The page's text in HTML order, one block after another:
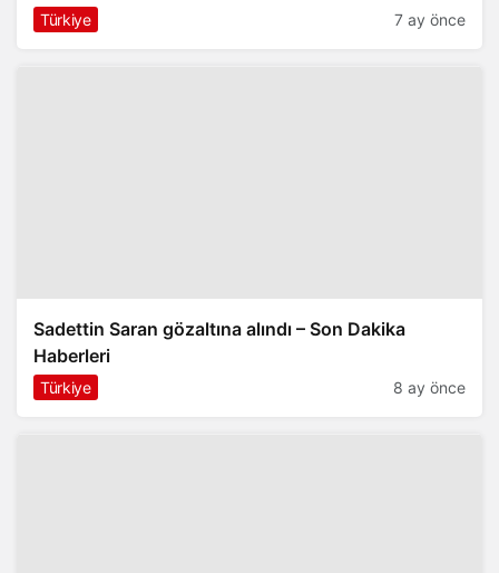
Türkiye 7 ay önce
Sadettin Saran gözaltına alındı – Son Dakika
Haberleri
Türkiye 8 ay önce